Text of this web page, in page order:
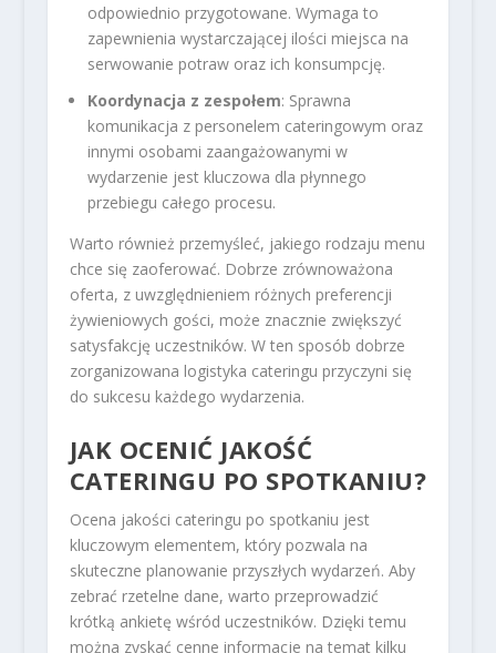
odpowiednio przygotowane. Wymaga to
zapewnienia wystarczającej ilości miejsca na
serwowanie potraw oraz ich konsumpcję.
Koordynacja z zespołem: Sprawna
komunikacja z personelem cateringowym oraz
innymi osobami zaangażowanymi w
wydarzenie jest kluczowa dla płynnego
przebiegu całego procesu.
Warto również przemyśleć, jakiego rodzaju menu
chce się zaoferować. Dobrze zrównoważona
oferta, z uwzględnieniem różnych preferencji
żywieniowych gości, może znacznie zwiększyć
satysfakcję uczestników. W ten sposób dobrze
zorganizowana logistyka cateringu przyczyni się
do sukcesu każdego wydarzenia.
JAK OCENIĆ JAKOŚĆ
CATERINGU PO SPOTKANIU?
Ocena jakości cateringu po spotkaniu jest
kluczowym elementem, który pozwala na
skuteczne planowanie przyszłych wydarzeń. Aby
zebrać rzetelne dane, warto przeprowadzić
krótką ankietę wśród uczestników. Dzięki temu
można zyskać cenne informacje na temat kilku